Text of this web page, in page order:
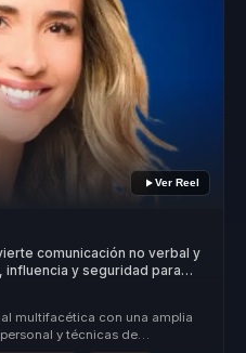
Ver Reel
comunicación no verbal y
y seguridad para
multifacética con una amplia
y técnicas de